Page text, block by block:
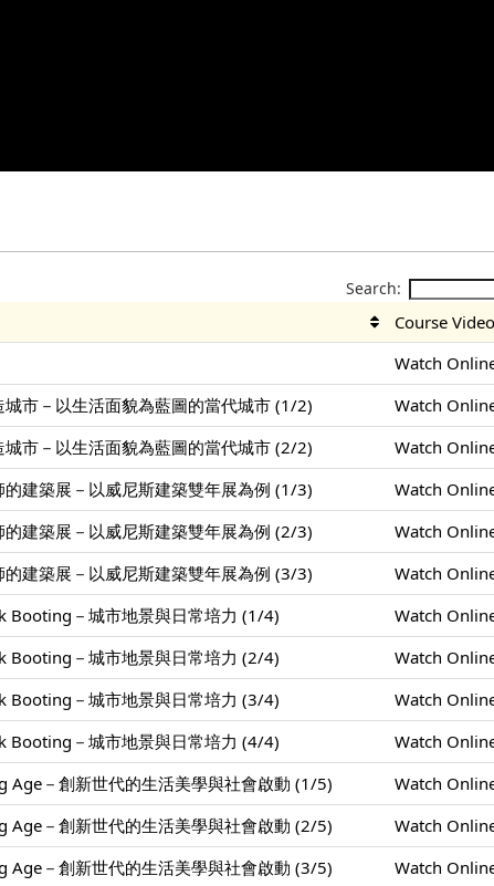
Search:
Course Video
Watch
市－以生活面貌為藍圖的當代城市 (1/2)
Watch
市－以生活面貌為藍圖的當代城市 (2/2)
Watch
建築展－以威尼斯建築雙年展為例 (1/3)
Watch
建築展－以威尼斯建築雙年展為例 (2/3)
Watch
建築展－以威尼斯建築雙年展為例 (3/3)
Watch
Booting－城市地景與日常培力 (1/4)
Watch
Booting－城市地景與日常培力 (2/4)
Watch
Booting－城市地景與日常培力 (3/4)
Watch
Booting－城市地景與日常培力 (4/4)
Watch
Age－創新世代的生活美學與社會啟動 (1/5)
Watch
Age－創新世代的生活美學與社會啟動 (2/5)
Watch
Age－創新世代的生活美學與社會啟動 (3/5)
Watch